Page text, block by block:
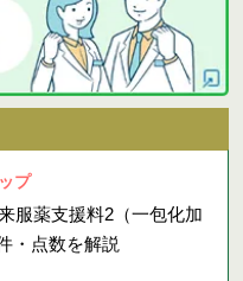
プ
服薬支援料2（一包化加
・点数を解説